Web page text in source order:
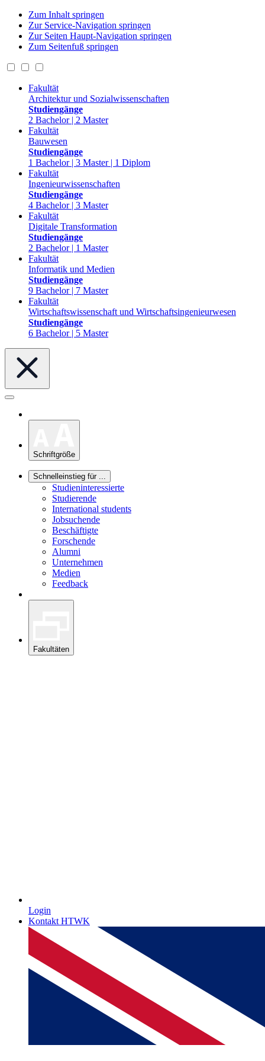
Zum Inhalt springen
Zur Service-Navigation springen
Zur Seiten Haupt-Navigation springen
Zum Seitenfuß springen
Fakultät
Architektur und Sozialwissenschaften
Studiengänge
2 Bachelor | 2 Master
Fakultät
Bauwesen
Studiengänge
1 Bachelor | 3 Master | 1 Diplom
Fakultät
Ingenieurwissenschaften
Studiengänge
4 Bachelor | 3 Master
Fakultät
Digitale Transformation
Studiengänge
2 Bachelor | 1 Master
Fakultät
Informatik und Medien
Studiengänge
9 Bachelor | 7 Master
Fakultät
Wirtschaftswissenschaft und Wirtschaftsingenieurwesen
Studiengänge
6 Bachelor | 5 Master
Schriftgröße
Schnelleinstieg für ...
Studieninteressierte
Studierende
International students
Jobsuchende
Beschäftigte
Forschende
Alumni
Unternehmen
Medien
Feedback
Fakultäten
Login
Kontakt HTWK